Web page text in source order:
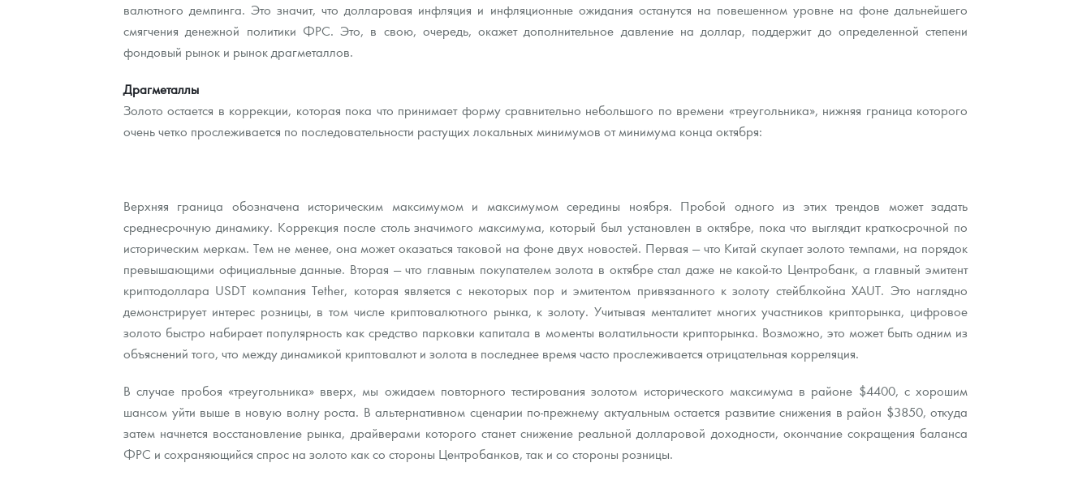
валютного демпинга. Это значит, что долларовая инфляция и инфляционные ожидания останутся на повешенном уровне на фоне дальнейшего
смягчения денежной политики ФРС. Это, в свою, очередь, окажет дополнительное давление на доллар, поддержит до определенной степени
фондовый рынок и рынок драгметаллов.
Драгметаллы
Золото остается в коррекции, которая пока что принимает форму сравнительно небольшого по времени «треугольника», нижняя граница которого
очень четко прослеживается по последовательности растущих локальных минимумов от минимума конца октября:
Верхняя граница обозначена историческим максимумом и максимумом середины ноября. Пробой одного из этих трендов может задать
среднесрочную динамику. Коррекция после столь значимого максимума, который был установлен в октябре, пока что выглядит краткосрочной по
историческим меркам. Тем не менее, она может оказаться таковой на фоне двух новостей. Первая — что Китай скупает золото темпами, на порядок
превышающими официальные данные. Вторая — что главным покупателем золота в октябре стал даже не какой-то Центробанк, а главный эмитент
криптодоллара USDT компания Tether, которая является с некоторых пор и эмитентом привязанного к золоту стейблкойна XAUT. Это наглядно
демонстрирует интерес розницы, в том числе криптовалютного рынка, к золоту. Учитывая менталитет многих участников крипторынка, цифровое
золото быстро набирает популярность как средство парковки капитала в моменты волатильности крипторынка. Возможно, это может быть одним из
объяснений того, что между динамикой криптовалют и золота в последнее время часто прослеживается отрицательная корреляция.
В случае пробоя «треугольника» вверх, мы ожидаем повторного тестирования золотом исторического максимума в районе $4400, с хорошим
шансом уйти выше в новую волну роста. В альтернативном сценарии по-прежнему актуальным остается развитие снижения в район $3850, откуда
затем начнется восстановление рынка, драйверами которого станет снижение реальной долларовой доходности, окончание сокращения баланса
ФРС и сохраняющийся спрос на золото как со стороны Центробанков, так и со стороны розницы.